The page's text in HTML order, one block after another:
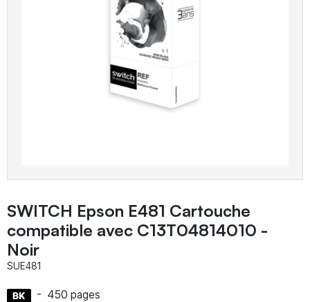
SWITCH Epson E481 Cartouche
compatible avec C13T04814010 -
Noir
SUE481
- 450 pages